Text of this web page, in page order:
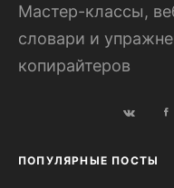
Мастер-классы,
словари и
копирайтеров
ПОПУЛЯРНЫЕ ПОСТЫ